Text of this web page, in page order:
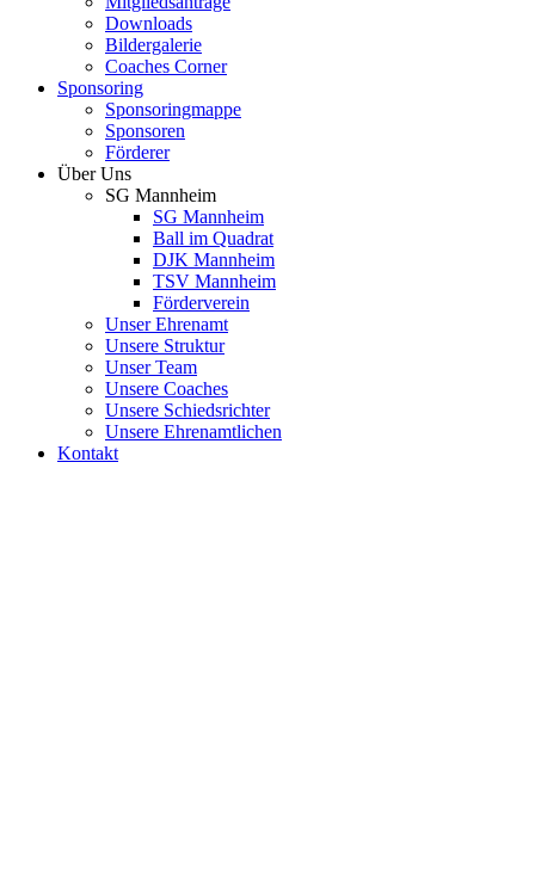
Downloads
Bildergalerie
Coaches Corner
Sponsoring
Sponsoringmappe
Sponsoren
Förderer
Über Uns
SG Mannheim
SG Mannheim
Ball im Quadrat
DJK Mannheim
TSV Mannheim
Förderverein
Unser Ehrenamt
Unsere Struktur
Unser Team
Unsere Coaches
Unsere Schiedsrichter
Unsere Ehrenamtlichen
Kontakt